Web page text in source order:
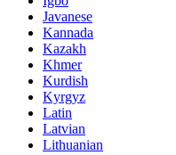
Javanese
Kannada
Kazakh
Khmer
Kurdish
Kyrgyz
Latin
Latvian
Lithuanian